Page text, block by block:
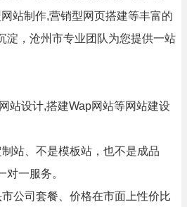
站制作,营销型网页搭建等丰富的
淀，沧州市专业团队为您提供一站
站设计,搭建Wap网站等网站建设
站、不是模板站，也不是成品
一服务。
公司套餐、价格在市面上性价比